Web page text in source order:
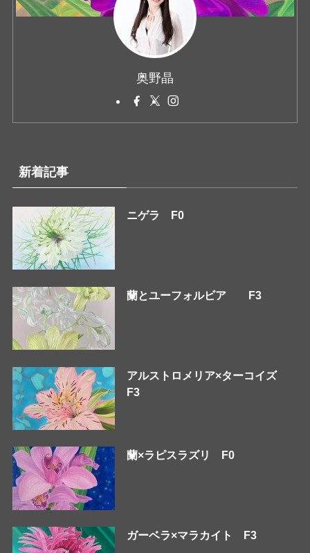
奥野晶
新着記事
ニゲラ F0
蘭とユーフォルビア F3
アルストロメリア×ターコイズ
F3
蘭×ラピスラズリ F0
ガーベラ×マラカイト F3